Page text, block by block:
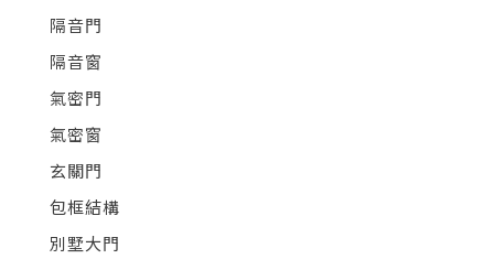
隔音門
隔音窗
氣密門
氣密窗
玄關門
包框結構
別墅大門